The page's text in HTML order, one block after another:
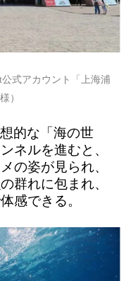
式アカウント「上海浦
）
的な「海の世
ネルを進むと、
の姿が見られ、
群れに包まれ、
感できる。